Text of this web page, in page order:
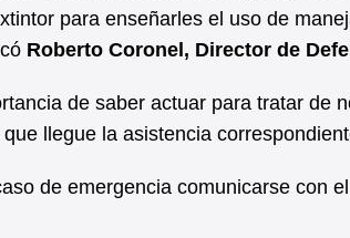
para enseñarles el uso de
Roberto Coronel, Director de
de saber actuar para tratar de
llegue la asistencia
de emergencia comunicarse con